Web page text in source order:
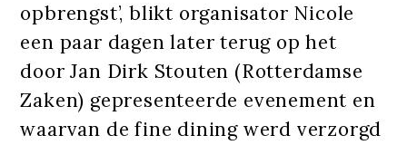
opbrengst’, blikt organisator Nicole
een paar dagen later terug op het
door Jan Dirk Stouten (Rotterdamse
Zaken) gepresenteerde evenement en
waarvan de fine dining werd verzorgd